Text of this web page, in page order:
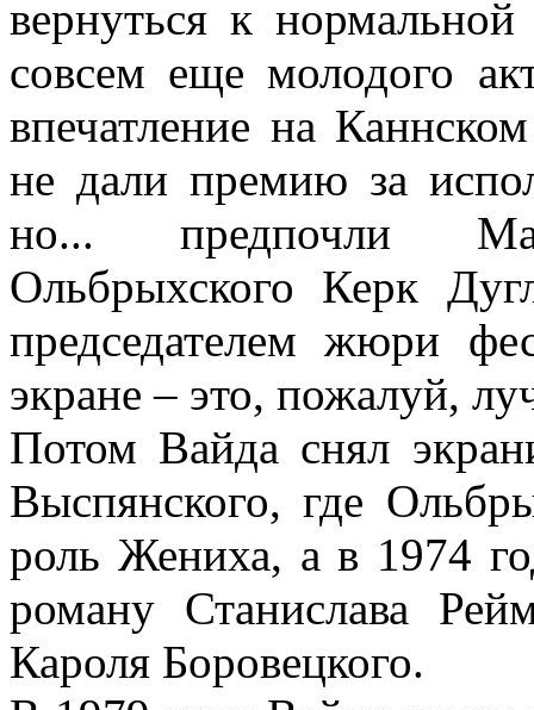
вернуться к
совсем еще молодого
впечатление на
не дали премию за
но... предпочли
Ольбрыхского Керк
председателем жюри
экране – это, пожалуй,
Потом Вайда снял
Выспянского, где
роль Жениха, а в 1974
роману Станислава
Кароля Боровецкого.